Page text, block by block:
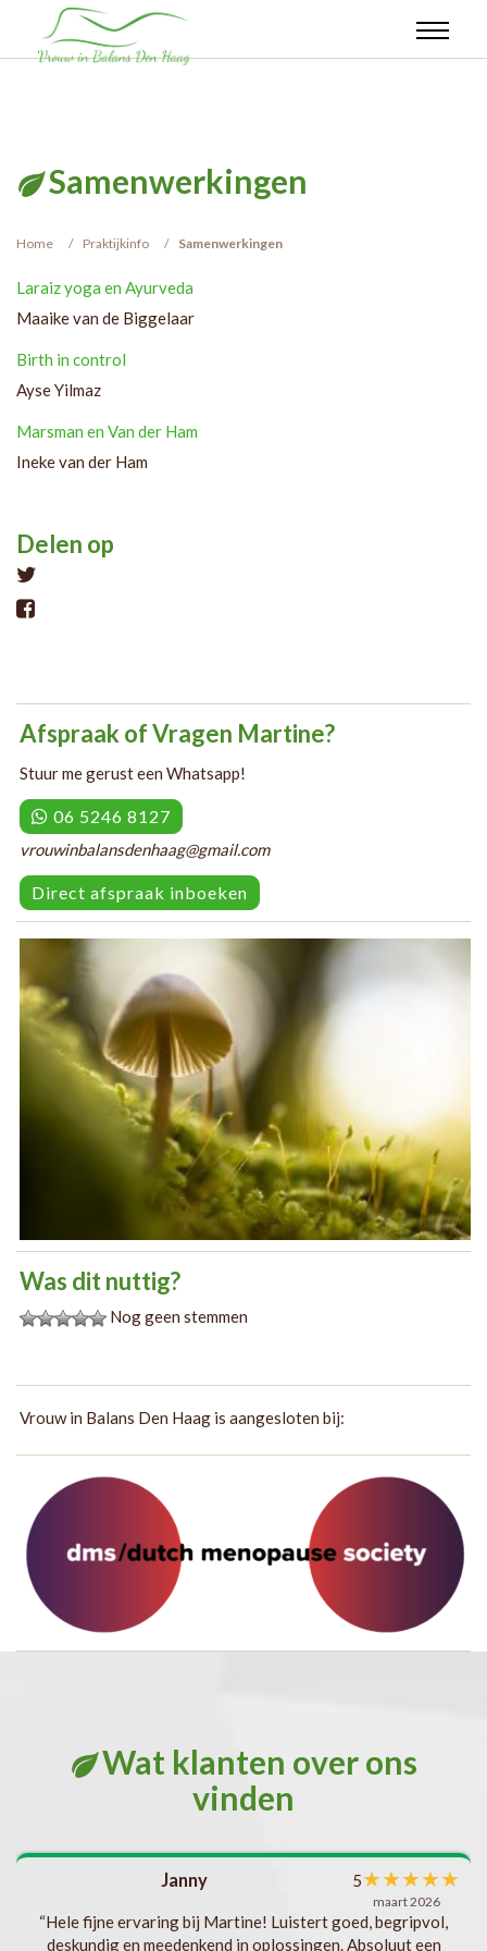
Samenwerkingen
Home Praktijkinfo Samenwerkingen
Laraiz yoga en Ayurveda
Maaike van de Biggelaar
Birth in control
Ayse Yilmaz
Marsman en Van der Ham
Ineke van der Ham
Delen op
Afspraak of Vragen Martine?
Stuur me gerust een Whatsapp!
06 5246 8127
vrouwinbalansdenhaag@gmail.com
Direct afspraak inboeken
Was dit nuttig?
Nog geen stemmen
Vrouw in Balans Den Haag is aangesloten bij:
Wat klanten over ons
vinden
Janny 5★★★★★
maart 2026
“Hele fijne ervaring bij Martine! Luistert goed, begripvol,
deskundig en meedenkend in oplossingen. Absoluut een